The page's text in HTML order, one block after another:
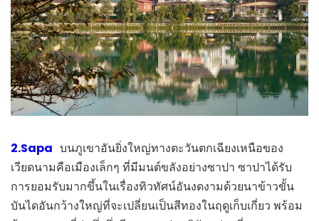
2.Sapa บนภูเขาอันยิ่งใหญ่ทางตะวันตกเฉียงเหนือของ
เวียดนามคือเมืองเล็กๆ ที่มีมนต์ขลังอย่างซาปา ซาปาได้รับ
การยอมรับมากขึ้นในเรื่องทิวทัศน์อันงดงามด้วยนาข้าวขั้น
บันไดอันกว้างใหญ่ที่จะเปลี่ยนเป็นสีทองในฤดูเก็บเกี่ยว พร้อม